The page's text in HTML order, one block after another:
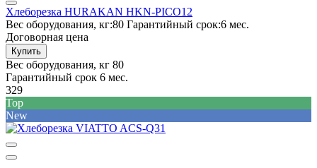
Хлеборезка HURAKAN HKN-PICO12
Вес оборудования, кг:80 Гарантийный срок:6 мес.
Договорная цена
Купить
Вес оборудования, кг 80
Гарантийный срок 6 мес.
329
Top
New